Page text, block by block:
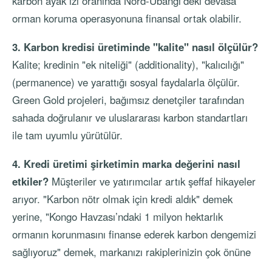
orman koruma operasyonuna finansal ortak olabilir.
3. Karbon kredisi üretiminde "kalite" nasıl ölçülür?
Kalite; kredinin "ek niteliği" (additionality), "kalıcılığı"
(permanence) ve yarattığı sosyal faydalarla ölçülür.
Green Gold projeleri, bağımsız denetçiler tarafından
sahada doğrulanır ve uluslararası karbon standartları
ile tam uyumlu yürütülür.
4. Kredi üretimi şirketimin marka değerini nasıl
etkiler? Müşteriler ve yatırımcılar artık şeffaf hikayeler
arıyor. "Karbon nötr olmak için kredi aldık" demek
yerine, "Kongo Havzası’ndaki 1 milyon hektarlık
ormanın korunmasını finanse ederek karbon dengemizi
sağlıyoruz" demek, markanızı rakiplerinizin çok önüne